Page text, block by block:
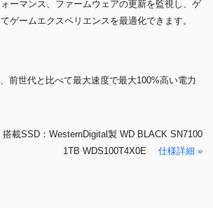
ーマンス、ファームウェアの更新を監視し、ゲ
ゲームエクスペリエンスを最適化できます。
前世代と比べて最大速度で最大100%高い電力
搭載SSD：WesternDigital製 WD BLACK SN7100
1TB WDS100T4X0E 仕様詳細 »